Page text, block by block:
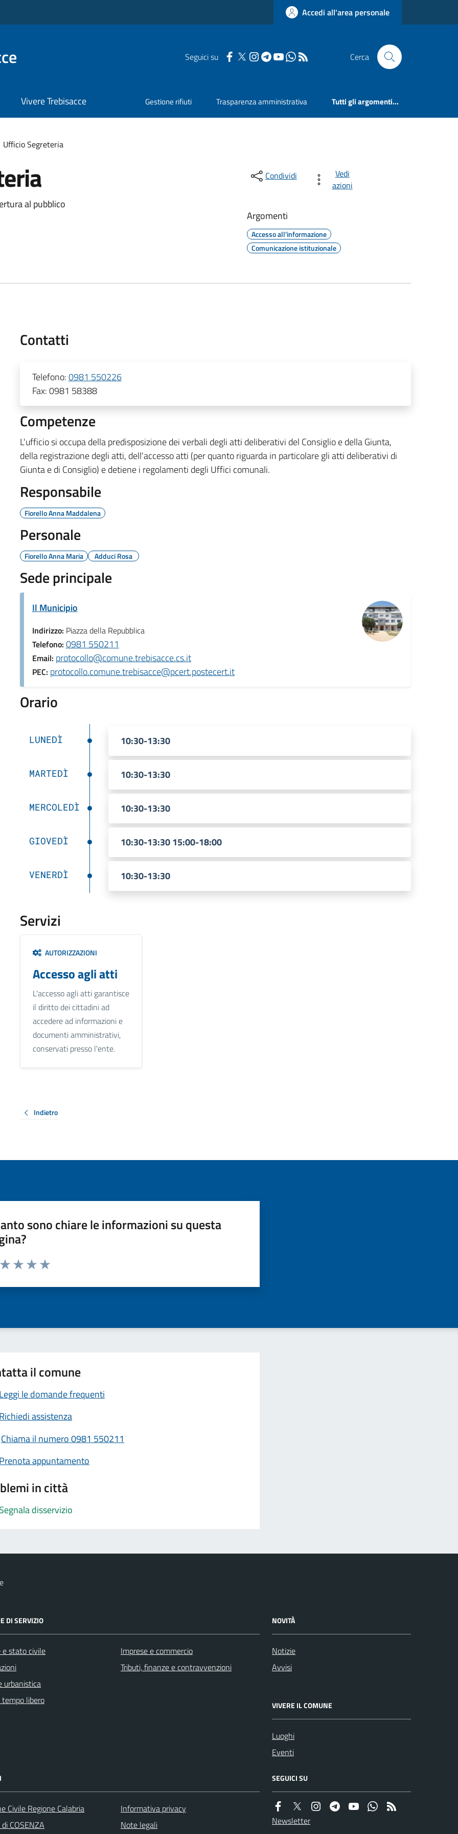
Accedi all'area personale
Seguici su Cerca
Vivere Trebisacce Gestione rifiuti Trasparenza amministrativa Tutti gli argomenti...
Ufficio Segreteria
al pubblico
Condividi
Vedi
azioni
Argomenti
Accesso all'informazione
Comunicazione istituzionale
Contatti
Telefono:0981 550226
Fax:0981 58388
Competenze
L'ufficio si occupa della predisposizione dei verbali degli atti deliberativi del Consiglio e della Giunta,
della registrazione degli atti, dell'accesso atti (per quanto riguarda in particolare gli atti deliberativi di
Giunta e di Consiglio) e detiene i regolamenti degli Uffici comunali.
Responsabile
Fiorello Anna Maddalena
Personale
Fiorello Anna Maria Adduci Rosa
Sede principale
Il Municipio
Indirizzo: Piazza della Repubblica
Telefono: 0981 550211
Email: protocollo@comune.trebisacce.cs.it
PEC: protocollo.comune.trebisacce@pcert.postecert.it
Orario
LUNEDÌ 10:30-13:30
MARTEDÌ 10:30-13:30
MERCOLEDÌ 10:30-13:30
GIOVEDÌ 10:30-13:30 15:00-18:00
VENERDÌ 10:30-13:30
Servizi
AUTORIZZAZIONI
Accesso agli atti
L'accesso agli atti garantisce
il diritto dei cittadini ad
accedere ad informazioni e
documenti amministrativi,
conservati presso l'ente.
Indietro
sono chiare le informazioni su questa
da 1 a 5 stelle la pagina
il comune
Leggi le domande frequenti
Richiedi assistenza
Chiama il numero 0981 550211
Prenota appuntamento
in città
Segnala disservizio
DI SERVIZIO
e stato civile
urbanistica
libero
Imprese e commercio
Tributi, finanze e contravvenzioni
NOVITÀ
Notizie
Avvisi
VIVERE IL COMUNE
Luoghi
Eventi
Civile Regione Calabria
COSENZA
Informativa privacy
Note legali
SEGUICI SU
Newsletter